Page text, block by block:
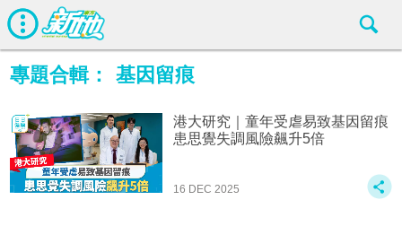
專題合輯： 基因留痕
港大研究｜童年受虐易致基因留痕
患思覺失調風險飆升5倍
16 DEC 2025